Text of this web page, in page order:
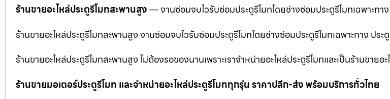
ร้านขายอะไหล่ประตูรีโมทสะพานสูง— งานซ่อมจบไวรับซ่อมประตูรีโมทโดยช่างซ่อมประตูรีโมทเฉพาะทา
ร้านขายอะไหล่ประตูรีโมทสะพานสูง งานซ่อมจบไวรับซ่อมประตูรีโมทโดยช่างซ่อมประตูรีโมทเฉพาะทาง ปร
ร้านขายอะไหล่ประตูรีโมทสะพานสูง ไม่ต้องรอของนานเพราะเราจำหน่ายอะไหล่ประตูรีโมทและเป็นร้านขาย
ร้านขายมอเตอร์ประตูรีโมท และจำหน่ายอะไหล่ประตูรีโมททุกรุ่น ราคาปลีก-ส่ง พร้อมบริการทั่วไทย